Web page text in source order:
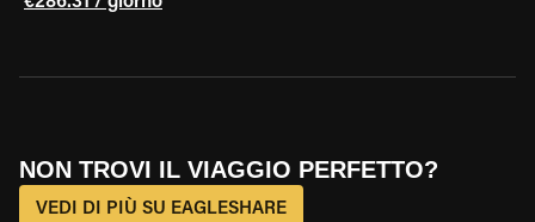
NON TROVI IL VIAGGIO PERFETTO?
VEDI DI PIÙ SU EAGLESHARE